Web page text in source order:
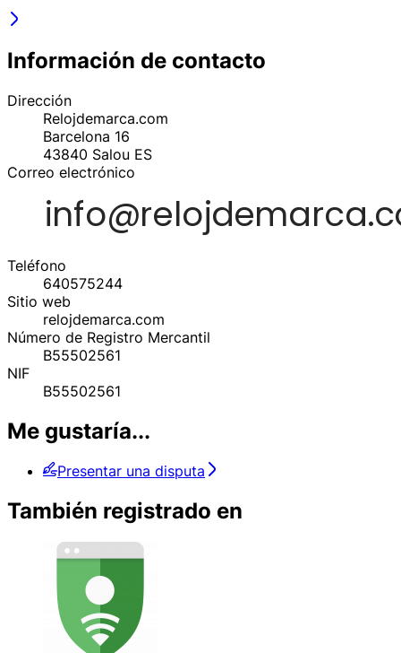
Información de contacto
Dirección
Relojdemarca.com
Barcelona 16
43840 Salou ES
Correo electrónico
Teléfono
640575244
Sitio web
relojdemarca.com
Número de Registro Mercantil
B55502561
NIF
B55502561
Me gustaría...
Presentar una disputa
También registrado en